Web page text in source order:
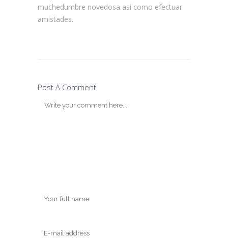
muchedumbre novedosa asi­ como efectuar
amistades.
Post A Comment